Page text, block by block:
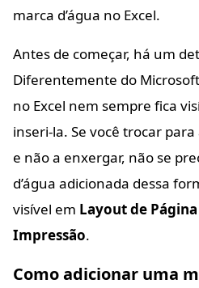
marca d’água no Excel.
Antes de começar, há um
Diferentemente do
no Excel nem sempre fica
inseri-la. Se você trocar
e não a enxergar, não se
d’água adicionada dessa
visível em Layout de Página
Impressão.
Como adicionar uma